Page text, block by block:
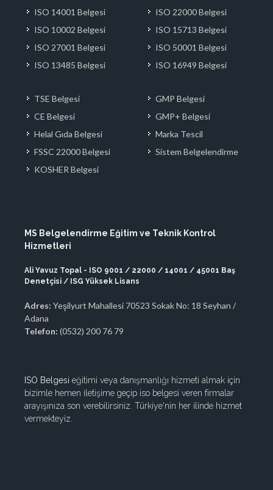
ISO 14001 Belgesi
ISO 10002 Belgesi
ISO 27001 Belgesi
ISO 13485 Belgesi
ISO 22000 Belgesi
ISO 15713 Belgesi
ISO 50001 Belgesi
ISO 16949 Belgesi
TSE Belgesi
CE Belgesi
Helal Gıda Belgesi
FSSC 22000 Belgesi
KOSHER Belgesi
GMP Belgesi
GMP+ Belgesi
Marka Tescil
Sistem Belgelendirme
MS Belgelendirme Eğitim ve Teknik Kontrol
Hizmetleri
Ali Yavuz Topal - ISO 9001 / 22000 / 14001 / 45001 Baş
Denetçisi / ISG Yüksek Lisans
Adres: Yeşilyurt Mahallesi 70523 Sokak No: 18 Seyhan /
Adana
Telefon: (0532) 200 76 79
ISO Belgesi eğitimi veya danışmanlığı hizmeti almak için
bizimle hemen iletişime geçip iso belgesi veren firmalar
arayışınıza son verebilirsiniz. Türkiye'nin her ilinde hizmet
vermekteyiz.